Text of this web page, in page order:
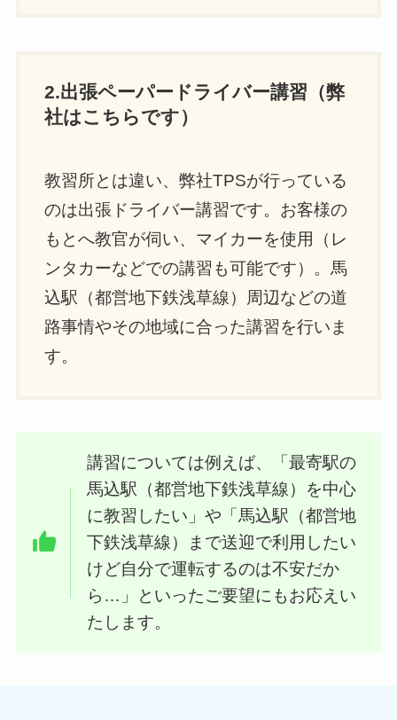
2.出張ペーパードライバー講習（弊
社はこちらです）
教習所とは違い、弊社TPSが行っている
のは出張ドライバー講習です。お客様の
もとへ教官が伺い、マイカーを使用（レ
ンタカーなどでの講習も可能です）。馬
込駅（都営地下鉄浅草線）周辺などの道
路事情やその地域に合った講習を行いま
す。
講習については例えば、「最寄駅の
馬込駅（都営地下鉄浅草線）を中心
に教習したい」や「馬込駅（都営地
下鉄浅草線）まで送迎で利用したい
けど自分で運転するのは不安だか
ら…」といったご要望にもお応えい
たします。